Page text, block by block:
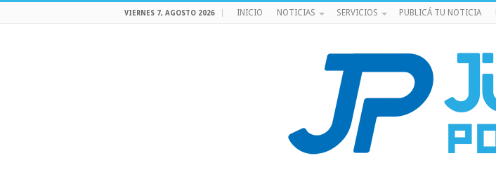
VIERNES 7, AGOSTO 2026 INICIO NOTICIAS SERVICIOS PUBLICÁ TU NOTICIA